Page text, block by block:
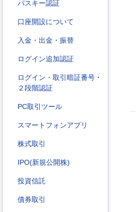
パスキー認証
口座開設について
入金・出金・振替
ログイン追加認証
ログイン・取引暗証番号・
２段階認証
PC取引ツール
スマートフォンアプリ
株式取引
IPO(新規公開株)
投資信託
債券取引